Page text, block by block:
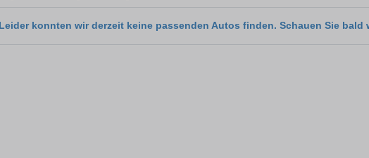
Leider konnten wir derzeit keine passenden Autos finden. Schauen Sie bald